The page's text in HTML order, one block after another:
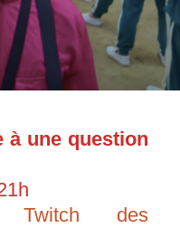
à une question
Twitch des